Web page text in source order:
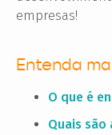
empresas!
Entenda
O que é
Quais